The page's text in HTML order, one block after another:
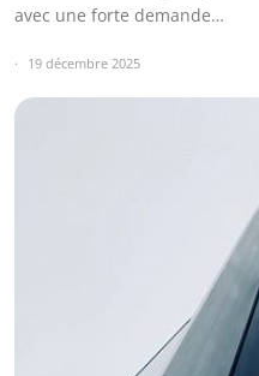
avec une forte demande…
19 décembre 2025